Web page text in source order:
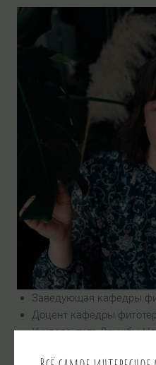
Заведующая кафедры
Доцент кафедры
Университете Дружбы